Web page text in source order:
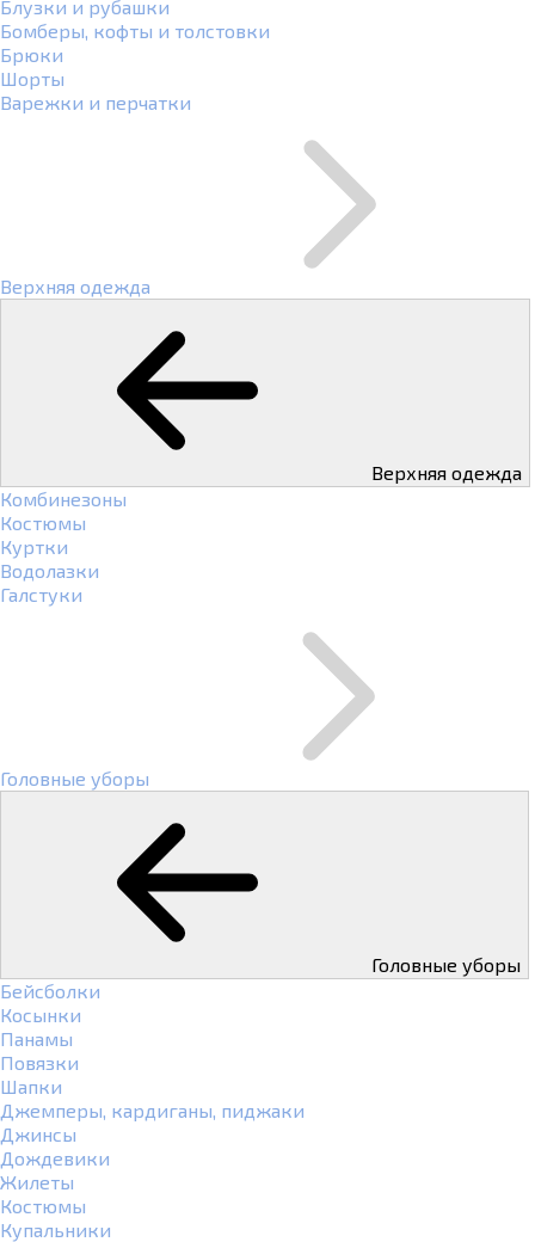
Блузки и рубашки
Бомберы, кофты и толстовки
Брюки
Шорты
Варежки и перчатки
Верхняя одежда
Верхняя одежда
Комбинезоны
Костюмы
Куртки
Водолазки
Галстуки
Головные уборы
Головные уборы
Бейсболки
Косынки
Панамы
Повязки
Шапки
Джемперы, кардиганы, пиджаки
Джинсы
Дождевики
Жилеты
Костюмы
Купальники